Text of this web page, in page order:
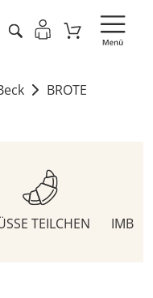
BROTE
TEILCHEN